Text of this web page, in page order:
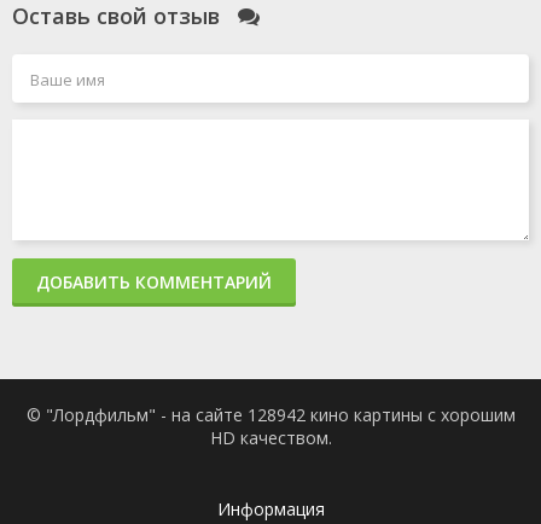
Оставь свой отзыв
ДОБАВИТЬ КОММЕНТАРИЙ
© "Лордфильм" - на сайте 128942 кино картины с хорошим
HD качеством.
Информация